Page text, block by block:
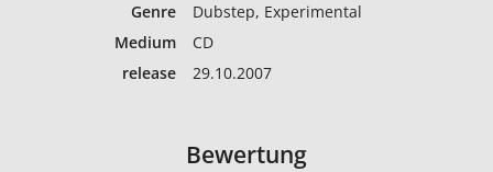
Genre
Dubstep, Experimental
Medium
CD
release
29.10.2007
Bewertung